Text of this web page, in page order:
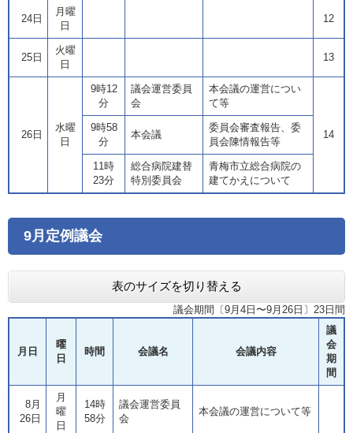
24日
月曜
日
12
25日
火曜
日
13
26日
水曜
日
9時12
分
議会運営委員
会
本会議の運営につい
て等
14
9時58
分
本会議
委員会審査報告、委
員会陳情報告等
11時
23分
総合病院建替
特別委員会
青梅市立総合病院の
建てかえについて
9月定例議会
表のサイズを切り替える
議会期間〔9月4日〜9月26日〕23日間
月日
曜
日
時間 会議名 会議内容
議
会
期
間
8月
26日
月
曜
日
14時
58分
議会運営委員
会
本会議の運営について等